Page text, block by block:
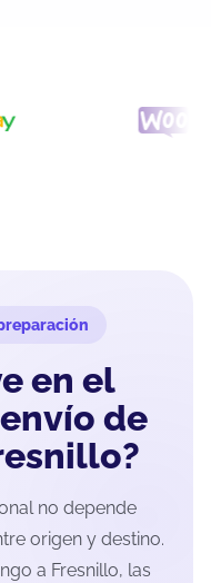
en el
de
no depende
origen y destino.
a Fresnillo, las